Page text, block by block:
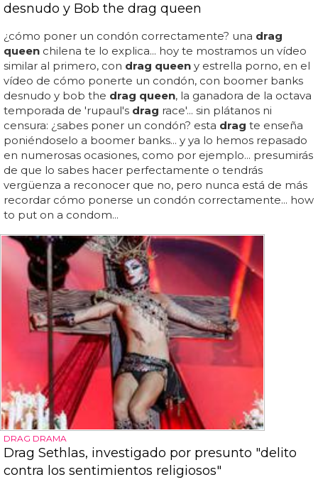
desnudo y Bob the drag queen
¿cómo poner un condón correctamente? una drag
queen chilena te lo explica... hoy te mostramos un vídeo
similar al primero, con drag queen y estrella porno, en el
vídeo de cómo ponerte un condón, con boomer banks
desnudo y bob the drag queen, la ganadora de la octava
temporada de 'rupaul's drag race'... sin plátanos ni
censura: ¿sabes poner un condón? esta drag te enseña
poniéndoselo a boomer banks... y ya lo hemos repasado
en numerosas ocasiones, como por ejemplo... presumirás
de que lo sabes hacer perfectamente o tendrás
vergüenza a reconocer que no, pero nunca está de más
recordar cómo ponerse un condón correctamente... how
to put on a condom...
DRAG DRAMA
Drag Sethlas, investigado por presunto "delito
contra los sentimientos religiosos"